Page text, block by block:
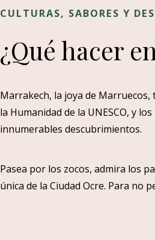
CULTURAS, SABORES Y
¿Qué hacer
Marrakech, la joya de
la Humanidad de la UNESCO, y
innumerables descubrimientos.
Pasea por los zocos, admira los
única de la Ciudad Ocre. Para no